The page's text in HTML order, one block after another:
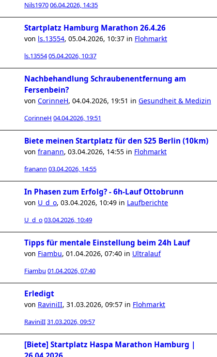
Nils197006.04.2026, 14:35
Startplatz Hamburg Marathon 26.4.26
von ls.13554, 05.04.2026, 10:37 in Flohmarkt
ls.1355405.04.2026, 10:37
Nachbehandlung Schraubenentfernung am
Fersenbein?
von CorinneH, 04.04.2026, 19:51 in Gesundheit & Medizin
CorinneH 04.04.2026, 19:51
Biete meinen Startplatz für den S25 Berlin (10km)
von franann, 03.04.2026, 14:55 in Flohmarkt
franann 03.04.2026, 14:55
In Phasen zum Erfolg? - 6h-Lauf Ottobrunn
von U_d_o, 03.04.2026, 10:49 in Laufberichte
U_d_o03.04.2026, 10:49
Tipps für mentale Einstellung beim 24h Lauf
von Fiambu, 01.04.2026, 07:40 in Ultralauf
Fiambu 01.04.2026, 07:40
Erledigt
von RaviniII, 31.03.2026, 09:57 in Flohmarkt
RaviniII31.03.2026, 09:57
[Biete] Startplatz Haspa Marathon Hamburg |